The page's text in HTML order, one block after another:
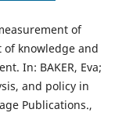
of
of knowledge and
In: BAKER, Eva;
and policy in
Publications.,